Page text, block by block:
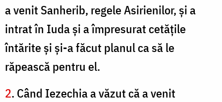
a venit Sanherib, regele Asirienilor, şi a
intrat în Iuda şi a împresurat cetăţile
întărite şi şi-a făcut planul ca să le
răpească pentru el.
2. Când Iezechia a văzut că a venit